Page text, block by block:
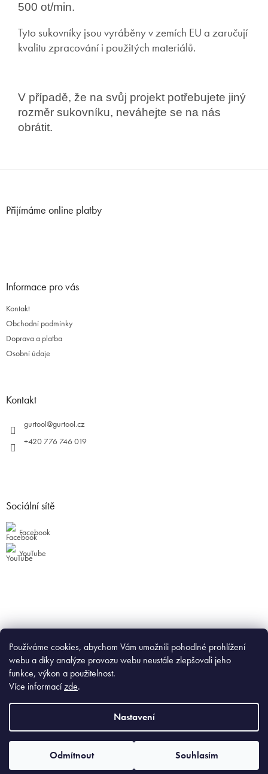
Používáme cookies, abychom Vám umožnili pohodlné prohlížení
webu a díky analýze provozu webu neustále zlepšovali jeho
funkce, výkon a použitelnost.
Více informacízde.
Nastavení
Odmítnout Souhlasím
500 ot/min.
Tyto sukovníky jsou vyráběny v zemích EU a zaručují
kvalitu zpracování i použitých materiálů.
V případě, že na svůj projekt potřebujete jiný
rozměr sukovníku, neváhejte se na nás
obrátit.
Přijímáme online platby
Informace pro vás
Kontakt
Obchodní podmínky
Doprava a platba
Osobní údaje
Kontakt
gurtool@gurtool.cz
+420 776 746 019
Sociální sítě
Facebook
YouTube
Copyright 2026 . Všechna práva vyhrazena.